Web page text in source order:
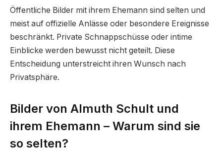
Öffentliche Bilder mit ihrem Ehemann sind selten und
meist auf offizielle Anlässe oder besondere Ereignisse
beschränkt. Private Schnappschüsse oder intime
Einblicke werden bewusst nicht geteilt. Diese
Entscheidung unterstreicht ihren Wunsch nach
Privatsphäre.
Bilder von Almuth Schult und
ihrem Ehemann – Warum sind sie
so selten?